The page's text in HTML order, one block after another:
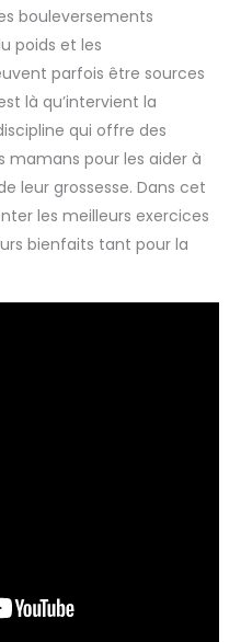
bouleversements
poids et les
parfois être sources
là qu’intervient la
qui offre des
mamans pour les aider à
leur grossesse. Dans cet
les meilleurs exercices
bienfaits tant pour la